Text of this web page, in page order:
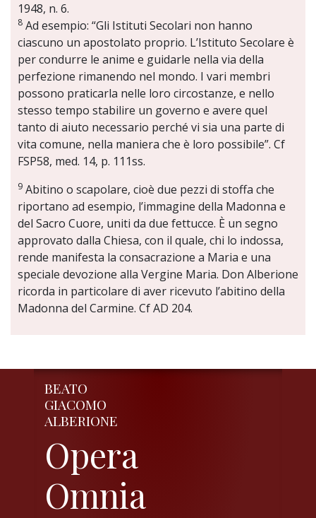
1948, n. 6.
8 Ad esempio: “Gli Istituti Secolari non hanno
ciascuno un apostolato proprio. L’Istituto Secolare è
per condurre le anime e guidarle nella via della
perfezione rimanendo nel mondo. I vari membri
possono praticarla nelle loro circostanze, e nello
stesso tempo stabilire un governo e avere quel
tanto di aiuto necessario perché vi sia una parte di
vita comune, nella maniera che è loro possibile”. Cf
FSP58, med. 14, p. 111ss.
9 Abitino o scapolare, cioè due pezzi di stoffa che
riportano ad esempio, l’immagine della Madonna e
del Sacro Cuore, uniti da due fettucce. È un segno
approvato dalla Chiesa, con il quale, chi lo indossa,
rende manifesta la consacrazione a Maria e una
speciale devozione alla Vergine Maria. Don Alberione
ricorda in particolare di aver ricevuto l’abitino della
Madonna del Carmine. Cf AD 204.
BEATO
GIACOMO
ALBERIONE
Opera
Omnia